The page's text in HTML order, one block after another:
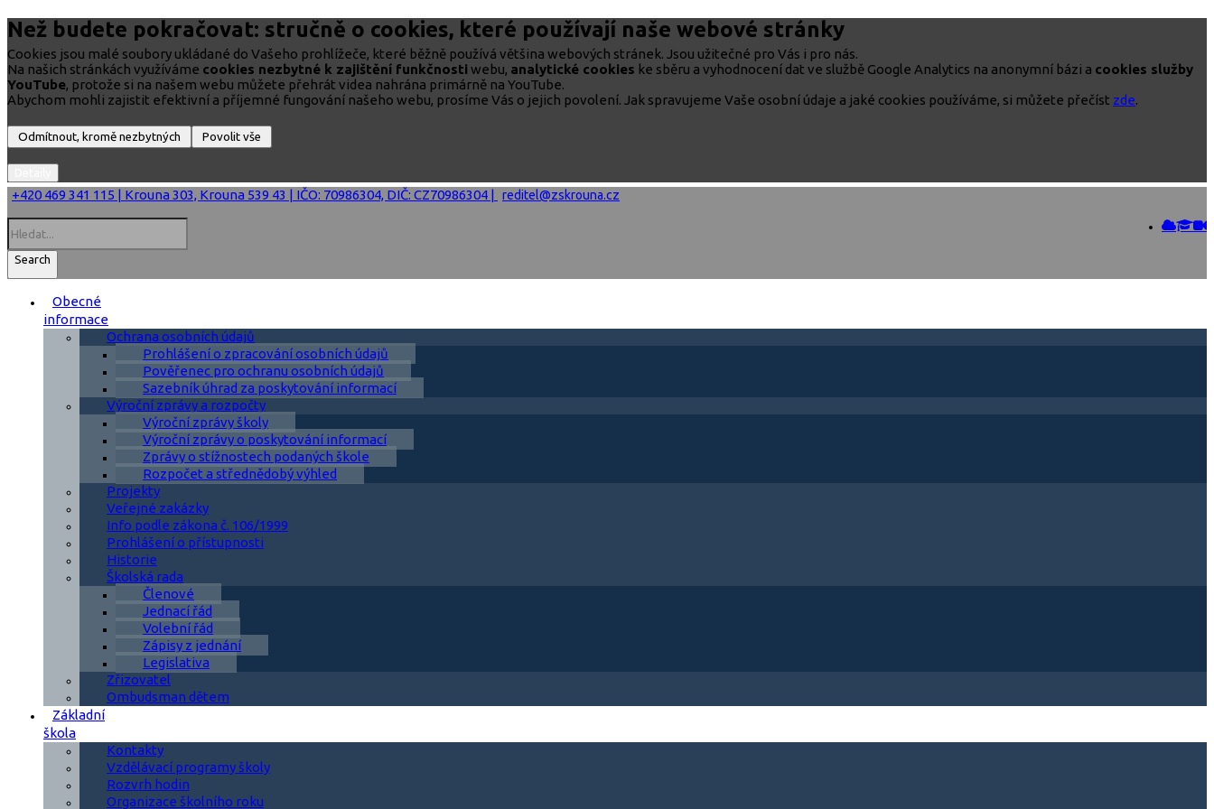
Než budete pokračovat: stručně o cookies, které používají naše webové stránky
Cookies jsou malé soubory ukládané do Vašeho prohlížeče, které běžně používá většina webových stránek. Jsou užitečné pro Vás i pro nás.
Na našich stránkách využíváme cookies nezbytné k zajištění funkčnosti webu, analytické cookies ke sběru a vyhodnocení dat ve službě Google Analytics na anonymní bázi a cookies služby
YouTube, protože si na našem webu můžete přehrát videa nahrána primárně na YouTube.
Abychom mohli zajistit efektivní a příjemné fungování našeho webu, prosíme Vás o jejich povolení. Jak spravujeme Vaše osobní údaje a jaké cookies používáme, si můžete přečíst zde.
+420 469 341 115 | Krouna 303, Krouna 539 43 | IČO: 70986304, DIČ: CZ70986304 | reditel@zskrouna.cz
Search
Obecné
informace
Ochrana osobních údajů
Prohlášení o zpracování osobních údajů
Pověřenec pro ochranu osobních údajů
Sazebník úhrad za poskytování informací
Výroční zprávy a rozpočty
Výroční zprávy školy
Výroční zprávy o poskytování informací
Zprávy o stížnostech podaných škole
Rozpočet a střednědobý výhled
Projekty
Veřejné zakázky
Info podle zákona č. 106/1999
Prohlášení o přístupnosti
Historie
Školská rada
Členové
Jednací řád
Volební řád
Zápisy z jednání
Legislativa
Zřizovatel
Ombudsman dětem
Základní
škola
Kontakty
Vzdělávací programy školy
Rozvrh hodin
Organizace školního roku